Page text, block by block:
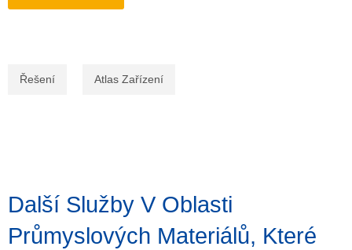
Řešení Atlas Zařízení
Další Služby V Oblasti
Průmyslových Materiálů, Které